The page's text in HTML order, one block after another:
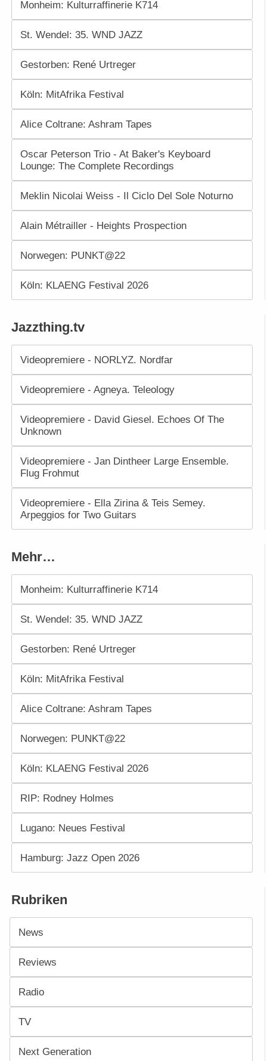
Monheim: Kulturraffinerie K714
St. Wendel: 35. WND JAZZ
Gestorben: René Urtreger
Köln: MitAfrika Festival
Alice Coltrane: Ashram Tapes
Oscar Peterson Trio - At Baker's Keyboard
Lounge: The Complete Recordings
Meklin Nicolai Weiss - Il Ciclo Del Sole Noturno
Alain Métrailler - Heights Prospection
Norwegen: PUNKT@22
Köln: KLAENG Festival 2026
Jazzthing.tv
Videopremiere - NORLYZ. Nordfar
Videopremiere - Agneya. Teleology
Videopremiere - David Giesel. Echoes Of The
Unknown
Videopremiere - Jan Dintheer Large Ensemble.
Flug Frohmut
Videopremiere - Ella Zirina & Teis Semey.
Arpeggios for Two Guitars
Mehr…
Monheim: Kulturraffinerie K714
St. Wendel: 35. WND JAZZ
Gestorben: René Urtreger
Köln: MitAfrika Festival
Alice Coltrane: Ashram Tapes
Norwegen: PUNKT@22
Köln: KLAENG Festival 2026
RIP: Rodney Holmes
Lugano: Neues Festival
Hamburg: Jazz Open 2026
Rubriken
News
Reviews
Radio
TV
Next Generation